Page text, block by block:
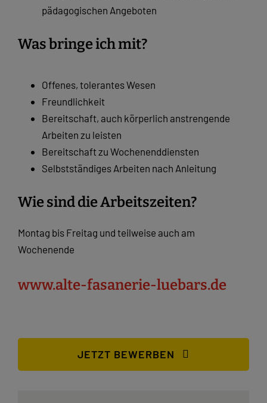
pädagogischen Angeboten
Was bringe ich mit?
Offenes, tolerantes Wesen
Freundlichkeit
Bereitschaft, auch körperlich anstrengende
Arbeiten zu leisten
Bereitschaft zu Wochenenddiensten
Selbstständiges Arbeiten nach Anleitung
Wie sind die Arbeitszeiten?
Montag bis Freitag und teilweise auch am
Wochenende
www.alte-fasanerie-luebars.de
JETZT BEWERBEN